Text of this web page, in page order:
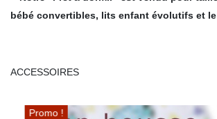
bébé convertibles, lits enfant évolutifs et
ACCESSOIRES
Promo !